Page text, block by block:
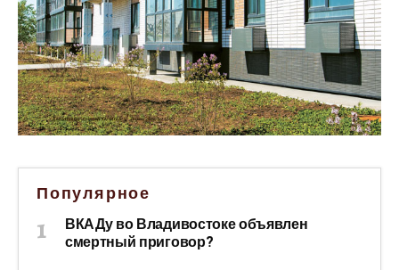
Популярное
ВКАДу во Владивостоке объявлен
смертный приговор?